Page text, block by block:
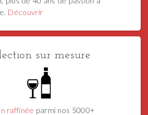
Découvrir
sur mesure
raffinée parmi nos 5000+